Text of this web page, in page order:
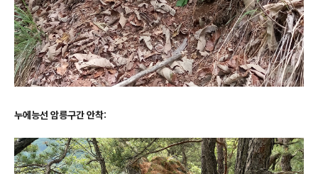
누에능선 암릉구간 안착: